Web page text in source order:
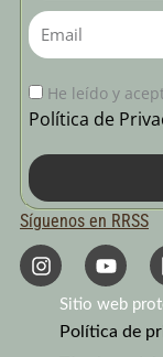
Email
He leído y
Política de
Síguenos en RRSS
I
n
s
Y
o
u
t
u
Sitio web
Política de